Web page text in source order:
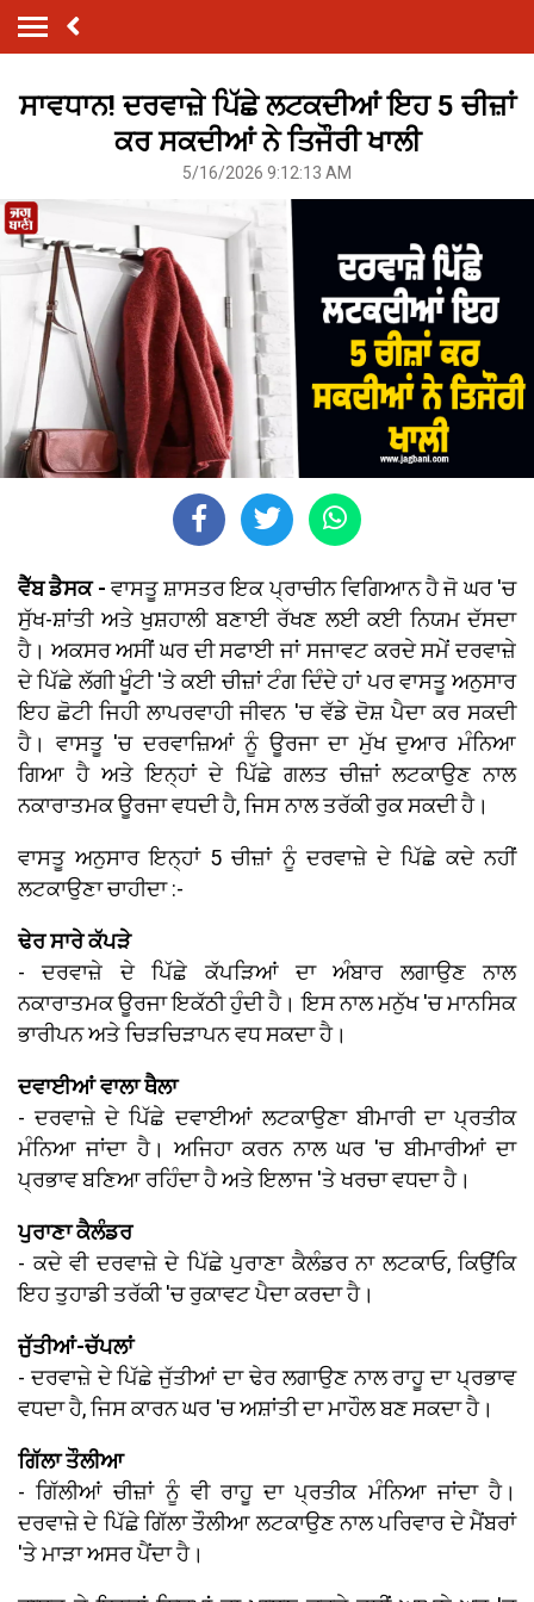
ਸਾਵਧਾਨ! ਦਰਵਾਜ਼ੇ ਪਿੱਛੇ ਲਟਕਦੀਆਂ ਇਹ 5 ਚੀਜ਼ਾਂ
ਕਰ ਸਕਦੀਆਂ ਨੇ ਤਿਜੌਰੀ ਖਾਲੀ
5/16/2026 9:12:13 AM
ਵੈੱਬ ਡੈਸਕ - ਵਾਸਤੂ ਸ਼ਾਸਤਰ ਇਕ ਪ੍ਰਾਚੀਨ ਵਿਗਿਆਨ ਹੈ ਜੋ ਘਰ 'ਚ
ਸੁੱਖ-ਸ਼ਾਂਤੀ ਅਤੇ ਖੁਸ਼ਹਾਲੀ ਬਣਾਈ ਰੱਖਣ ਲਈ ਕਈ ਨਿਯਮ ਦੱਸਦਾ
ਹੈ। ਅਕਸਰ ਅਸੀਂ ਘਰ ਦੀ ਸਫਾਈ ਜਾਂ ਸਜਾਵਟ ਕਰਦੇ ਸਮੇਂ ਦਰਵਾਜ਼ੇ
ਦੇ ਪਿੱਛੇ ਲੱਗੀ ਖੂੰਟੀ 'ਤੇ ਕਈ ਚੀਜ਼ਾਂ ਟੰਗ ਦਿੰਦੇ ਹਾਂ ਪਰ ਵਾਸਤੂ ਅਨੁਸਾਰ
ਇਹ ਛੋਟੀ ਜਿਹੀ ਲਾਪਰਵਾਹੀ ਜੀਵਨ 'ਚ ਵੱਡੇ ਦੋਸ਼ ਪੈਦਾ ਕਰ ਸਕਦੀ
ਹੈ। ਵਾਸਤੂ 'ਚ ਦਰਵਾਜ਼ਿਆਂ ਨੂੰ ਊਰਜਾ ਦਾ ਮੁੱਖ ਦੁਆਰ ਮੰਨਿਆ
ਗਿਆ ਹੈ ਅਤੇ ਇਨ੍ਹਾਂ ਦੇ ਪਿੱਛੇ ਗਲਤ ਚੀਜ਼ਾਂ ਲਟਕਾਉਣ ਨਾਲ
ਨਕਾਰਾਤਮਕ ਊਰਜਾ ਵਧਦੀ ਹੈ, ਜਿਸ ਨਾਲ ਤਰੱਕੀ ਰੁਕ ਸਕਦੀ ਹੈ।
ਵਾਸਤੂ ਅਨੁਸਾਰ ਇਨ੍ਹਾਂ 5 ਚੀਜ਼ਾਂ ਨੂੰ ਦਰਵਾਜ਼ੇ ਦੇ ਪਿੱਛੇ ਕਦੇ ਨਹੀਂ
ਲਟਕਾਉਣਾ ਚਾਹੀਦਾ :-
ਢੇਰ ਸਾਰੇ ਕੱਪੜੇ
- ਦਰਵਾਜ਼ੇ ਦੇ ਪਿੱਛੇ ਕੱਪੜਿਆਂ ਦਾ ਅੰਬਾਰ ਲਗਾਉਣ ਨਾਲ
ਨਕਾਰਾਤਮਕ ਊਰਜਾ ਇਕੱਠੀ ਹੁੰਦੀ ਹੈ। ਇਸ ਨਾਲ ਮਨੁੱਖ 'ਚ ਮਾਨਸਿਕ
ਭਾਰੀਪਨ ਅਤੇ ਚਿੜਚਿੜਾਪਨ ਵਧ ਸਕਦਾ ਹੈ।
ਦਵਾਈਆਂ ਵਾਲਾ ਥੈਲਾ
- ਦਰਵਾਜ਼ੇ ਦੇ ਪਿੱਛੇ ਦਵਾਈਆਂ ਲਟਕਾਉਣਾ ਬੀਮਾਰੀ ਦਾ ਪ੍ਰਤੀਕ
ਮੰਨਿਆ ਜਾਂਦਾ ਹੈ। ਅਜਿਹਾ ਕਰਨ ਨਾਲ ਘਰ 'ਚ ਬੀਮਾਰੀਆਂ ਦਾ
ਪ੍ਰਭਾਵ ਬਣਿਆ ਰਹਿੰਦਾ ਹੈ ਅਤੇ ਇਲਾਜ 'ਤੇ ਖਰਚਾ ਵਧਦਾ ਹੈ।
ਪੁਰਾਣਾ ਕੈਲੰਡਰ
- ਕਦੇ ਵੀ ਦਰਵਾਜ਼ੇ ਦੇ ਪਿੱਛੇ ਪੁਰਾਣਾ ਕੈਲੰਡਰ ਨਾ ਲਟਕਾਓ, ਕਿਉਂਕਿ
ਇਹ ਤੁਹਾਡੀ ਤਰੱਕੀ 'ਚ ਰੁਕਾਵਟ ਪੈਦਾ ਕਰਦਾ ਹੈ।
ਜੁੱਤੀਆਂ-ਚੱਪਲਾਂ
- ਦਰਵਾਜ਼ੇ ਦੇ ਪਿੱਛੇ ਜੁੱਤੀਆਂ ਦਾ ਢੇਰ ਲਗਾਉਣ ਨਾਲ ਰਾਹੂ ਦਾ ਪ੍ਰਭਾਵ
ਵਧਦਾ ਹੈ, ਜਿਸ ਕਾਰਨ ਘਰ 'ਚ ਅਸ਼ਾਂਤੀ ਦਾ ਮਾਹੌਲ ਬਣ ਸਕਦਾ ਹੈ।
ਗਿੱਲਾ ਤੌਲੀਆ
- ਗਿੱਲੀਆਂ ਚੀਜ਼ਾਂ ਨੂੰ ਵੀ ਰਾਹੂ ਦਾ ਪ੍ਰਤੀਕ ਮੰਨਿਆ ਜਾਂਦਾ ਹੈ।
ਦਰਵਾਜ਼ੇ ਦੇ ਪਿੱਛੇ ਗਿੱਲਾ ਤੌਲੀਆ ਲਟਕਾਉਣ ਨਾਲ ਪਰਿਵਾਰ ਦੇ ਮੈਂਬਰਾਂ
'ਤੇ ਮਾੜਾ ਅਸਰ ਪੈਂਦਾ ਹੈ।